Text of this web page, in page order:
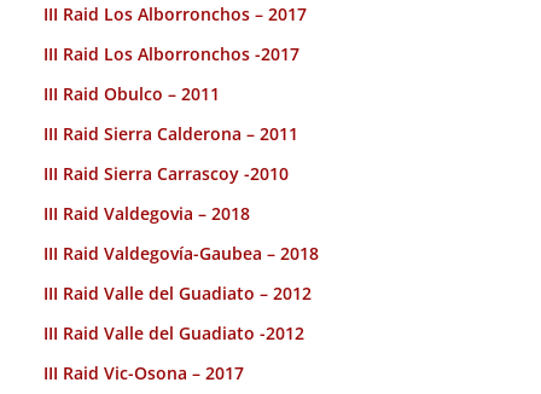
III Raid Los Alborronchos – 2017
III Raid Los Alborronchos -2017
III Raid Obulco – 2011
III Raid Sierra Calderona – 2011
III Raid Sierra Carrascoy -2010
III Raid Valdegovia – 2018
III Raid Valdegovía-Gaubea – 2018
III Raid Valle del Guadiato – 2012
III Raid Valle del Guadiato -2012
III Raid Vic-Osona – 2017